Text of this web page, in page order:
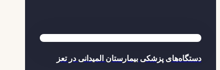
دستگاه‌های پزشکی بیمارستان المیدانی در تعز